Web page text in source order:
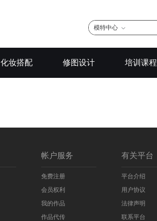
模特中心
化妆搭配 修图设计 培训课程
帐户服务
免费注册
会员权利
我的作品
作品代传
有关平台
平台介绍
用户协议
法律声明
联系平台